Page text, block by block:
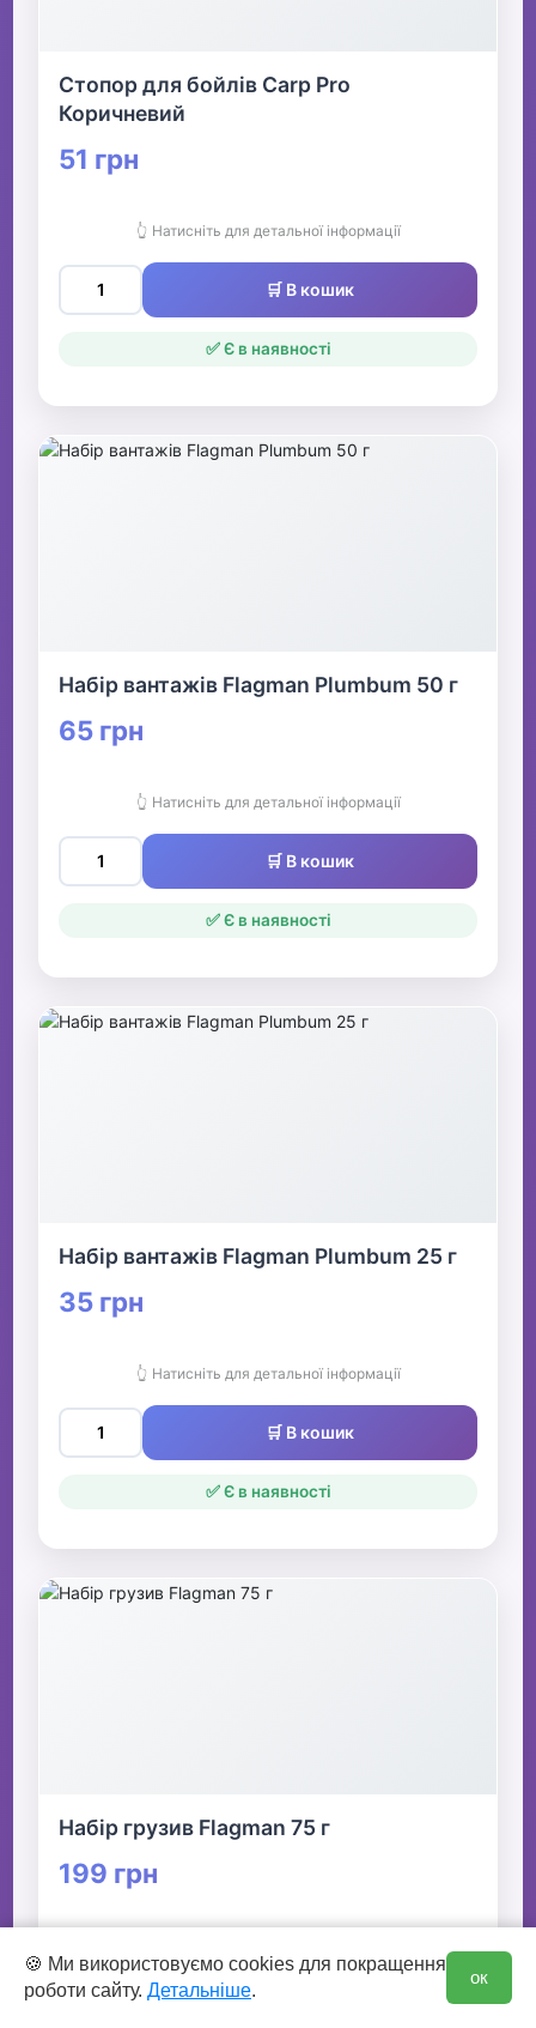
Стопор для бойлів Carp Pro
Коричневий
51 грн
👆 Натисніть для детальної інформації
🛒 В кошик
✅ Є в наявності
Набір вантажів Flagman Plumbum 50 г
65 грн
👆 Натисніть для детальної інформації
🛒 В кошик
✅ Є в наявності
Набір вантажів Flagman Plumbum 25 г
35 грн
👆 Натисніть для детальної інформації
🛒 В кошик
✅ Є в наявності
Набір грузив Flagman 75 г
199 грн
🍪 Ми використовуємо cookies для покращення
роботи сайту. Детальніше.
ок
0